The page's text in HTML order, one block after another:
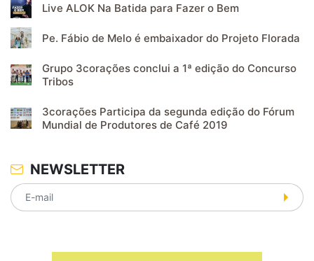
Live ALOK Na Batida para Fazer o Bem
Pe. Fábio de Melo é embaixador do Projeto Florada
Grupo 3corações conclui a 1ª edição do Concurso
Tribos
3corações Participa da segunda edição do Fórum
Mundial de Produtores de Café 2019
NEWSLETTER